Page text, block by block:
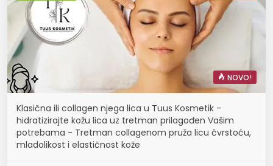
NOVO!
Klasična ili collagen njega lica u Tuus Kosmetik -
hidratizirajte kožu lica uz tretman prilagođen Vašim
potrebama - Tretman collagenom pruža licu čvrstoću,
mladolikost i elastičnost kože